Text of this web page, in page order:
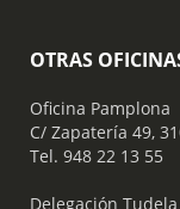
OTRAS
Oficina Pamplona
C/ Zapatería 49,
Tel. 948 22 13 55
​ Delegación Tudela